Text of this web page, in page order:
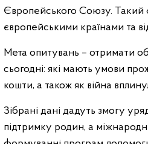
Європейського Союзу. Такий
європейськими країнами та
Мета опитувань – отримати
сьогодні: які мають умови
кошти, а також як війна
Зібрані дані дадуть змогу
підтримку родин, а